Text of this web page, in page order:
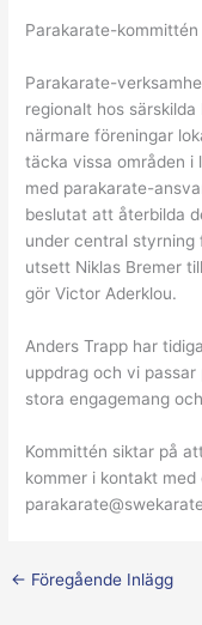
Parakarate-
Parakarate-
regionalt hos
närmare föreningar
täcka vissa områden i
med parakarate-
beslutat att återbilda
under central styrning
utsett Niklas Bremer
gör Victor Aderklou.
Anders Trapp har
uppdrag och vi
stora engagemang
Kommittén siktar på
kommer i kontakt
← Föregående Inlägg